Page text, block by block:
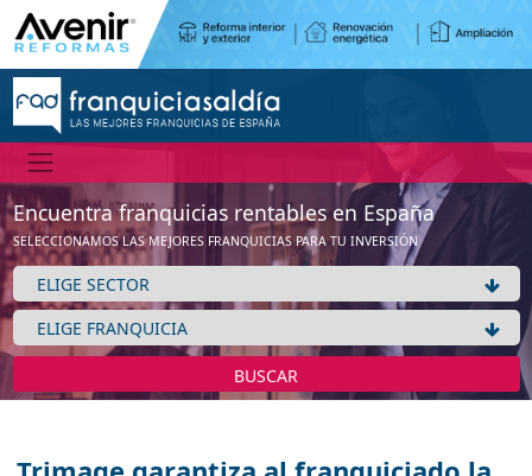
Encuentra franquicias rentables en España
SELECCIONAMOS LAS MEJORES FRANQUICIAS PARA TU INVERSIÓN
BUSCAR